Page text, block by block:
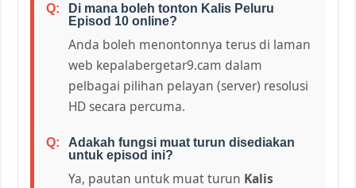
Di mana boleh tonton Kalis Peluru
Episod 10 online?
Anda boleh menontonnya terus di laman
web kepalabergetar9.cam dalam
pelbagai pilihan pelayan (server) resolusi
HD secara percuma.
Adakah fungsi muat turun disediakan
untuk episod ini?
Ya, pautan untuk muat turun Kalis